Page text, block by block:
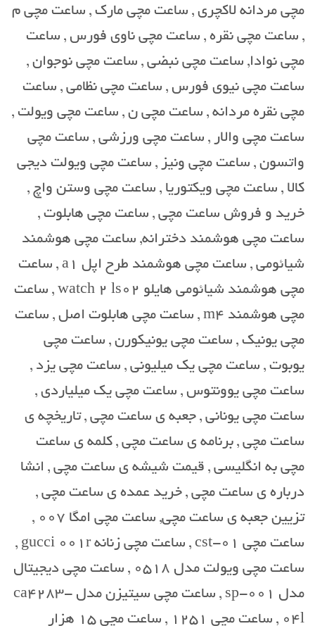
مچی مردانه لاکچری , ساعت مچی مارک , ساعت مچی م
, ساعت مچی نقره , ساعت مچی ناوی فورس , ساعت
مچی نوادا, ساعت مچی نبضی , ساعت مچی نوجوان ,
ساعت مچی نیوی فورس , ساعت مچی نظامی , ساعت
مچی نقره مردانه , ساعت مچی ن , ساعت مچی ویولت ,
ساعت مچی والار , ساعت مچی ورزشی , ساعت مچی
واتسون , ساعت مچی ونیز , ساعت مچی ویولت دیجی
کالا , ساعت مچی ویکتوریا , ساعت مچی وستن واچ ,
خرید و فروش ساعت مچی , ساعت مچی هابلوت ,
ساعت مچی هوشمند دخترانه, ساعت مچی هوشمند
شیائومی , ساعت مچی هوشمند طرح اپل a1 , ساعت
مچی هوشمند شیائومی هایلو watch 2 ls02 , ساعت
مچی هوشمند m4 , ساعت مچی هابلوت اصل , ساعت
مچی یونیک , ساعت مچی یونیکورن , ساعت مچی
یوبوت , ساعت مچی یک میلیونی , ساعت مچی یزد ,
ساعت مچی یوونتوس , ساعت مچی یک میلیاردی ,
ساعت مچی یونانی , جعبه ی ساعت مچی , تاریخچه ی
ساعت مچی , برنامه ی ساعت مچی , کلمه ی ساعت
مچی به انگلیسی , قیمت شیشه ی ساعت مچی , انشا
درباره ی ساعت مچی , خرید عمده ی ساعت مچی ,
تزیین جعبه ی ساعت مچی, ساعت مچی امگا 007 ,
ساعت مچی cst-01 , ساعت مچی زنانه gucci 001r ,
ساعت مچی ویولت مدل 0518 , ساعت مچی دیجیتال
مدل sp-001 , ساعت مچی سیتیزن مدل ca4283-
04l , ساعت مچی 1251 , ساعت مچی 15 هزار